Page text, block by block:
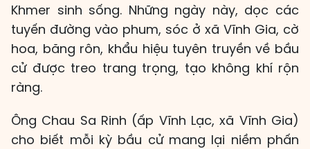
Khmer sinh sống. Những ngày này, dọc các
tuyến đường vào phum, sóc ở xã Vĩnh Gia, cờ
hoa, băng rôn, khẩu hiệu tuyên truyền về bầu
cử được treo trang trọng, tạo không khí rộn
ràng.
Ông Chau Sa Rinh (ấp Vĩnh Lạc, xã Vĩnh Gia)
cho biết mỗi kỳ bầu cử mang lại niềm phấn